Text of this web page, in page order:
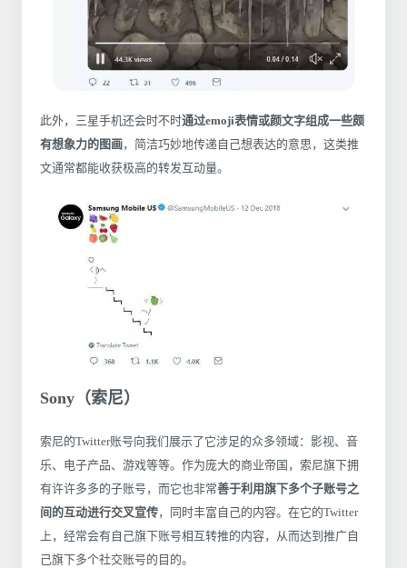
此外，三星手机还会时不时通过emoji表情或颜文字组成一些颇
有想象力的图画，简洁巧妙地传递自己想表达的意思，这类推
文通常都能收获极高的转发互动量。
Sony（索尼）
索尼的Twitter账号向我们展示了它涉足的众多领域：影视、音
乐、电子产品、游戏等等。作为庞大的商业帝国，索尼旗下拥
有许许多多的子账号，而它也非常善于利用旗下多个子账号之
间的互动进行交叉宣传，同时丰富自己的内容。在它的Twitter
上，经常会有自己旗下账号相互转推的内容，从而达到推广自
己旗下多个社交账号的目的。